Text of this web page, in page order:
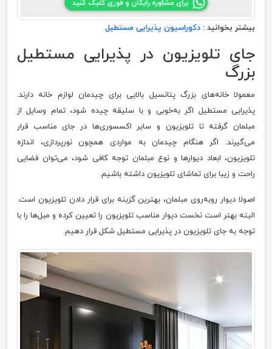
بیشتر بخوانید : دکوراسیون پذیرایی مستطیل
جای تلویزیون در پذیرایی مستطیل
بزرگ
معمولا خانه‌های بزرگ پتانسیل بالایی برای چیدمان لوازم خانه دارند.
پذیرایی مستطیل اگر به‌خوبی و با سلیقه چیده شود، تمام وسایل از
مبلمان گرفته تا تلویزیون و سایر اکسسوری‌ها در جای مناسب قرار
می‌گیرند. اگر هنگام چیدمان به مواردی همچون نورپردازی، اندازه
تلویزیون، ابعاد دیوار‌ها و نوع مبلمان توجه کافی شود، می‌توان فضایی
راحت و زیبا برای تماشای تلویزیون داشته باشیم.
اصولا دیوار روبه‌روی مبلمان، بهترین گزینه برای قرار دادن تلویزیون است.
البته بهتر است نخست دیوار مناسب تلویزیون را تعیین کرده و مبل‌ها را با
توجه به جای تلویزیون در پذیرایی مستطیل شکل قرار دهیم.